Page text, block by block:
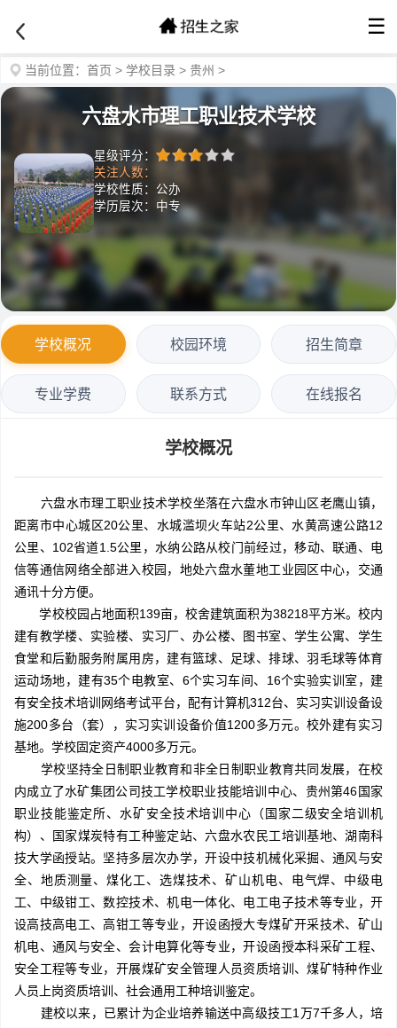
☰
当前位置： 首页 > 学校目录 > 贵州 >
六盘水市理工职业技术学校
星级评分：
关注人数：
学校性质：公办
学历层次：中专
学校概况 校园环境 招生简章
专业学费 联系方式 在线报名
学校概况
六盘水市理工职业技术学校坐落在六盘水市钟山区老鹰山镇，
距离市中心城区20公里、水城滥坝火车站2公里、水黄高速公路12
公里、102省道1.5公里，水纳公路从校门前经过，移动、联通、电
信等通信网络全部进入校园，地处六盘水董地工业园区中心，交通
通讯十分方便。
学校校园占地面积139亩，校舍建筑面积为38218平方米。校内
建有教学楼、实验楼、实习厂、办公楼、图书室、学生公寓、学生
食堂和后勤服务附属用房，建有篮球、足球、排球、羽毛球等体育
运动场地，建有35个电教室、6个实习车间、16个实验实训室，建
有安全技术培训网络考试平台，配有计算机312台、实习实训设备设
施200多台（套），实习实训设备价值1200多万元。校外建有实习
基地。学校固定资产4000多万元。
学校坚持全日制职业教育和非全日制职业教育共同发展，在校
内成立了水矿集团公司技工学校职业技能培训中心、贵州第46国家
职业技能鉴定所、水矿安全技术培训中心（国家二级安全培训机
构）、国家煤炭特有工种鉴定站、六盘水农民工培训基地、湖南科
技大学函授站。坚持多层次办学，开设中技机械化采掘、通风与安
全、地质测量、煤化工、选煤技术、矿山机电、电气焊、中级电
工、中级钳工、数控技术、机电一体化、电工电子技术等专业，开
设高技高电工、高钳工等专业，开设函授大专煤矿开采技术、矿山
机电、通风与安全、会计电算化等专业，开设函授本科采矿工程、
安全工程等专业，开展煤矿安全管理人员资质培训、煤矿特种作业
人员上岗资质培训、社会通用工种培训鉴定。
建校以来，已累计为企业培养输送中高级技工1万7千多人，培